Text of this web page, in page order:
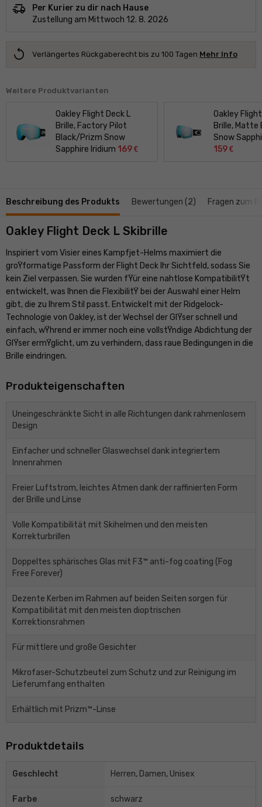
delivery_truck_speed
Per Kurier zu dir nach Hause
Zustellung am Mittwoch 12. 8. 2026
replay Verlängertes Rückgaberecht bis zu 100 Tagen Mehr Info
Weitere Produktvarianten
Oakley Flight Deck L
Brille, Factory Pilot
Black/Prizm Snow
Sapphire Iridium 169 €
Oakley
Brille, Matte
Snow
159 €
Beschreibung des Produkts Bewertungen (2) Fragen zum
Oakley Flight Deck L Skibrille
Inspiriert vom Visier eines Kampfjet-Helms maximiert die
groŸformatige Passform der Flight Deck Ihr Sichtfeld, sodass Sie
kein Ziel verpassen. Sie wurden fŸür eine nahtlose KompatibilitŸt
entwickelt, was Ihnen die FlexibilitŸ bei der Auswahl einer Helm
gibt, die zu Ihrem Stil passt. Entwickelt mit der Ridgelock-
Technologie von Oakley, ist der Wechsel der GlŸser schnell und
einfach, wŸhrend er immer noch eine vollstŸndige Abdichtung der
GlŸser ermŸglicht, um zu verhindern, dass raue Bedingungen in die
Brille eindringen.
Produkteigenschaften
Uneingeschränkte Sicht in alle Richtungen dank rahmenlosem
Design
Einfacher und schneller Glaswechsel dank integriertem
Innenrahmen
Freier Luftstrom, leichtes Atmen dank der raffinierten Form
der Brille und Linse
Volle Kompatibilität mit Skihelmen und den meisten
Korrekturbrillen
Doppeltes sphärisches Glas mit F3™ anti-fog coating (Fog
Free Forever)
Dezente Kerben im Rahmen auf beiden Seiten sorgen für
Kompatibilität mit den meisten dioptrischen
Korrektionsrahmen
Für mittlere und große Gesichter
Mikrofaser-Schutzbeutel zum Schutz und zur Reinigung im
Lieferumfang enthalten
Erhältlich mit Prizm™-Linse
Produktdetails
Geschlecht Herren, Damen, Unisex
Farbe schwarz